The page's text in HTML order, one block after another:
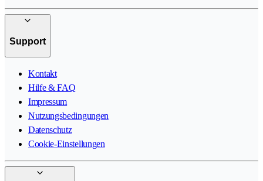
Support
Kontakt
Hilfe & FAQ
Impressum
Nutzungsbedingungen
Datenschutz
Cookie-Einstellungen